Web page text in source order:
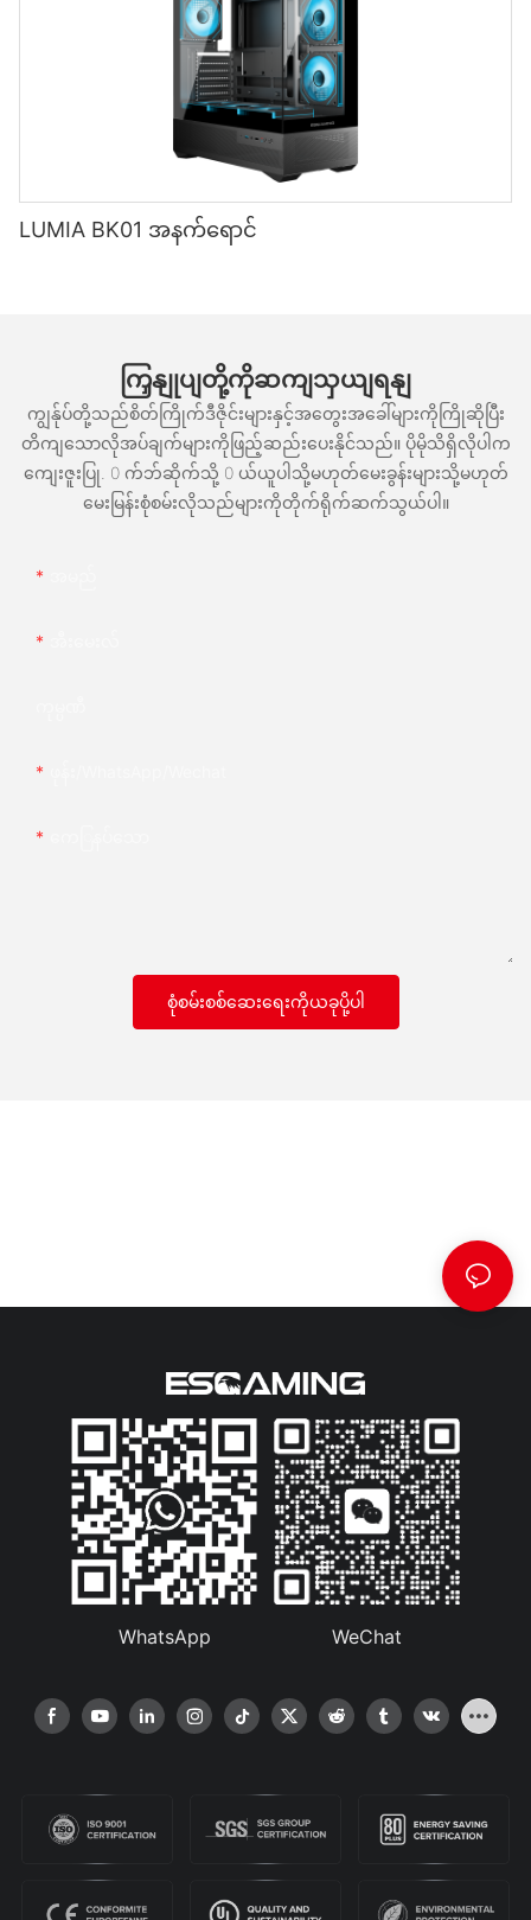
LUMIA BK01 အနက်ရောင်
ကြှနျုပျတို့ကိုဆကျသှယျရနျ
ကျွန်ုပ်တို့သည်စိတ်ကြိုက်ဒီဇိုင်းများနှင့်အတွေးအခေါ်များကိုကြိုဆိုပြီး
တိကျသောလိုအပ်ချက်များကိုဖြည့်ဆည်းပေးနိုင်သည်။ ပိုမိုသိရှိလိုပါက
ကျေးဇူးပြု. 0 က်ဘ်ဆိုက်သို့ 0 ယ်ယူပါသို့မဟုတ်မေးခွန်းများသို့မဟုတ်
မေးမြန်းစုံစမ်းလိုသည်များကိုတိုက်ရိုက်ဆက်သွယ်ပါ။
စုံစမ်းစစ်ဆေးရေးကိုယခုပို့ပါ
WhatsApp WeChat